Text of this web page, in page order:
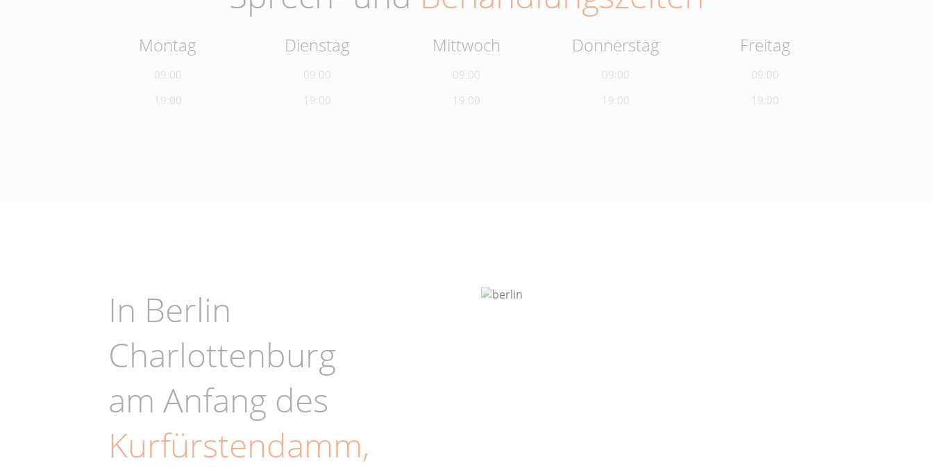
Montag
09:00
19:00
Dienstag
09:00
19:00
Mittwoch
09:00
19:00
Donnerstag
09:00
19:00
Freitag
09:00
19:00
In Berlin
Charlottenburg
am Anfang des
Kurfürstendamm,